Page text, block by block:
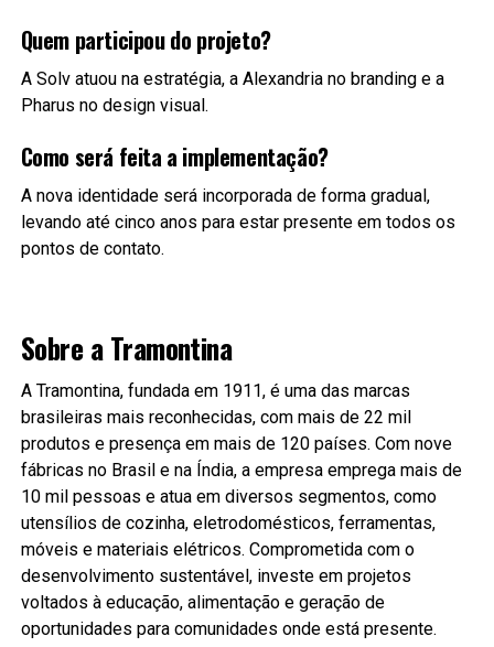
Quem participou do projeto?
A Solv atuou na estratégia, a Alexandria no branding e a
Pharus no design visual.
Como será feita a implementação?
A nova identidade será incorporada de forma gradual,
levando até cinco anos para estar presente em todos os
pontos de contato.
Sobre a Tramontina
A Tramontina, fundada em 1911, é uma das marcas
brasileiras mais reconhecidas, com mais de 22 mil
produtos e presença em mais de 120 países. Com nove
fábricas no Brasil e na Índia, a empresa emprega mais de
10 mil pessoas e atua em diversos segmentos, como
utensílios de cozinha, eletrodomésticos, ferramentas,
móveis e materiais elétricos. Comprometida com o
desenvolvimento sustentável, investe em projetos
voltados à educação, alimentação e geração de
oportunidades para comunidades onde está presente.